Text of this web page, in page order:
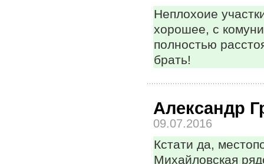
Неплохоие
хорошее, с
полностью
брать!
Александр
09.07.2016
Кстати да,
Михайловская